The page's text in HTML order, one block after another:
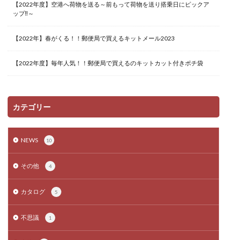
【2022年度】空港へ荷物を送る～前もって荷物を送り搭乗日にピックア
ップ‼～
【2022年】春がくる！！郵便局で買えるキットメール2023
【2022年度】毎年人気！！郵便局で買えるのキットカット付きポチ袋
カテゴリー
NEWS 10
その他 4
カタログ 5
不思議 1